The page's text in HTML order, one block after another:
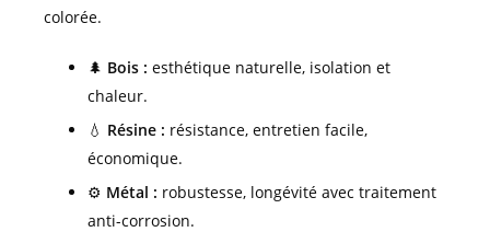
colorée.
🌲 Bois : esthétique naturelle, isolation et
chaleur.
💧 Résine : résistance, entretien facile,
économique.
⚙️ Métal : robustesse, longévité avec traitement
anti-corrosion.